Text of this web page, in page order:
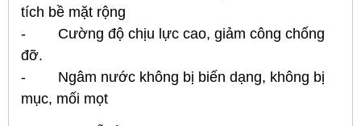
tích bề mặt rộng
- Cường độ chịu lực cao, giảm công chống
đỡ.
- Ngâm nước không bị biến dạng, không bị
mục, mối mọt